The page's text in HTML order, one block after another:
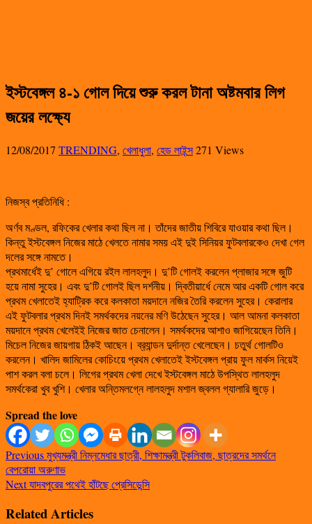
ইস্টবেঙ্গল ৪-১ গোল দিয়ে শুরু করল টানা অষ্টমবার লিগ
জয়ের লক্ষ্যে
12/08/2017 TRENDING, খেলাধুলা, হেড লাইন্স271 Views
নিজস্ব প্রতিনিধি :
অর্ণব মণ্ডল, রফিকের খেলার কথা ছিল না। তাঁদের জাতীয় শিবিরে যাওয়ার কথা ছিল।
কিন্তু ইস্টবেঙ্গল নিজের মাঠে খেলতে নামার সময় এই দুই সিনিয়র ফুটবলারকেও দেখা গেল
দলের সঙ্গে নামতে।
প্রথমার্ধেই দু’ গোলে এগিয়ে রইল লালহলুদ। দু’টি গোলই করলেন প্লাজার সঙ্গে জুটি
হয়ে নামা সুহের। এবং দু’টি গোলই ছিল দর্শনীয়। দ্বিতীয়ার্ধে নেমে আর একটি গোল করে
প্রথম খেলাতেই হ্যাট্রিক করে কলকাতা ময়দানে নজির তৈরি করলেন সুহের। কেরালার
এই ফুটবলার প্রথম দিনই সমর্থকদের নয়নের মণি উঠেছেন সুহের। আল আমনা কলকাতা
ময়দানে প্রথম খেলেইই নিজের জাত চেনালেন। সমর্থকদের আশাও জাগিয়েছেন তিনি।
মিচেল নিজের জায়গায় ঠিকই আছেন। ব্র‍্যান্ডন দুর্দান্ত খেলেছেন। চতুর্থ গোলটিও
করলেন। খালিদ জামিলের কোচিংয়ে প্রথম খেলাতেই ইস্টবেঙ্গল প্রায় ফুল মার্কস নিয়েই
পাশ করল বলা চলে। লিগের প্রথম খেলা দেখে ইস্টবেঙ্গল মাঠে উপস্থিত লালহলুদ
সমর্থকেরা খুব খুশি। খেলার অন্তিমলগ্নে লালহলুদ মশাল জ্বলল গ্যালারি জুড়ে।
Spread the love
Previousমুখ্যমন্ত্রী নিম্নমেধার ছাত্রী, শিক্ষামন্ত্রী টুকলিবাজ, ছাত্রদের সমর্থনে
বেপরোয়া অরুণাভ
Nextযাদবপুরের পথেই হাঁটছে প্রেসিডেন্সি
Related Articles